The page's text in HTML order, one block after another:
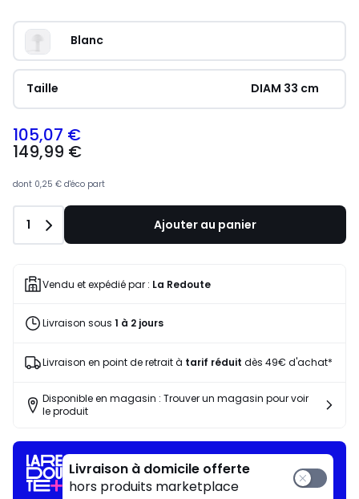
Blanc
Taille DIAM 33 cm
105,07 €
149,99 €
dont 0,25 € d'éco part
Quantité
1 Ajouter au panier
Vendu et expédié par : La Redoute
Livraison sous 1 à 2 jours
Livraison en point de retrait à tarif réduit dès 49€ d'achat*
Disponible en magasin : Trouver un magasin pour voir
le produit
Livraison à domicile offerte
hors produits marketplace